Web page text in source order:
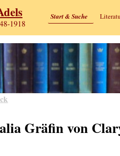
1918
Start & Suche
Gräfin von